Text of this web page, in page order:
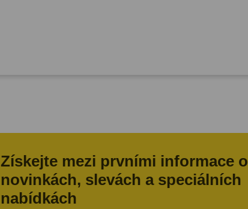
Získejte mezi prvními informace o
novinkách, slevách a speciálních
nabídkách